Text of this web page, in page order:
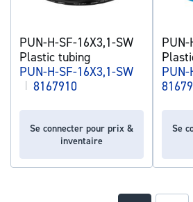
PUN-H-SF-16X3,1-SW
Plastic tubing
PUN-H-SF-16X3,1-SW
| 8167910
Se connecter pour prix &
inventaire
PUN-
PUN-
Se